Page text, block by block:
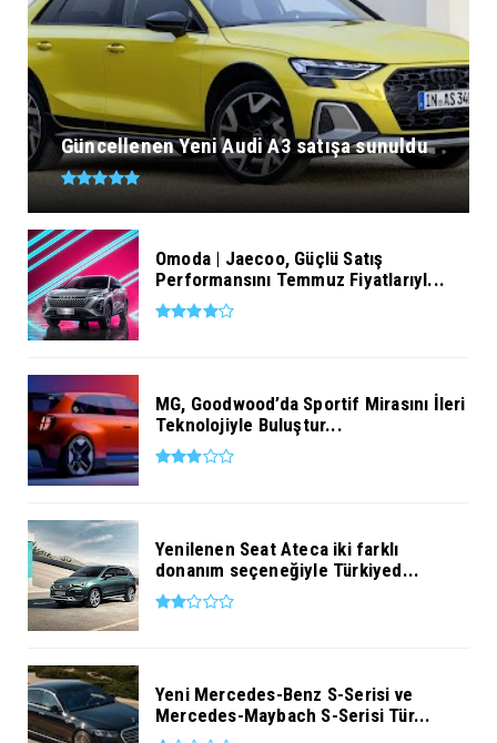
Güncellenen Yeni Audi A3 satışa sunuldu
Omoda | Jaecoo, Güçlü Satış
Performansını Temmuz Fiyatlarıyl...
MG, Goodwood’da Sportif Mirasını İleri
Teknolojiyle Buluştur...
Yenilenen Seat Ateca iki farklı
donanım seçeneğiyle Türkiyed...
Yeni Mercedes-Benz S-Serisi ve
Mercedes-Maybach S-Serisi Tür...